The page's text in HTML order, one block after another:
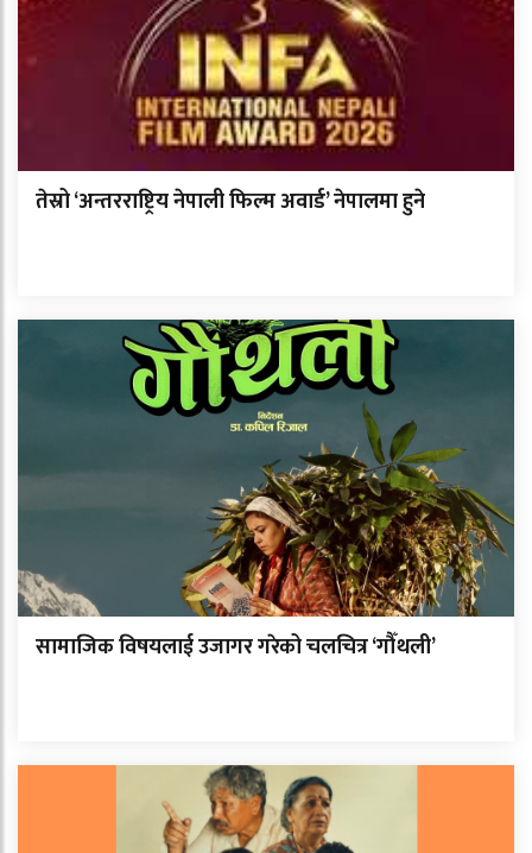
तेस्रो ‘अन्तरराष्ट्रिय नेपाली फिल्म अवार्ड’ नेपालमा हुने
सामाजिक विषयलाई उजागर गरेको चलचित्र ‘गौँथली’